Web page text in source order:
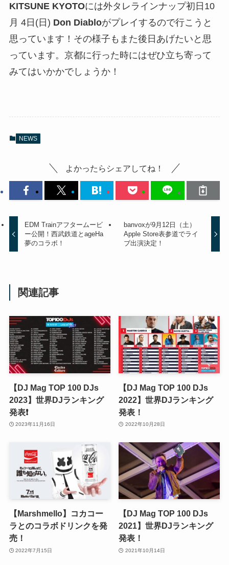
KITSUNE KYOTOには外タレラインナップ初日10
月 4日(日) Don Diabloがプレイするので行こうと
思っています！その様子もまた後日あげたいと思
っています。京都に行った時にはぜひ立ち寄って
みてはいかかでしょうか！
NEWS
よかったらシェアしてね！
EDM Trainアフタームービ
ー公開！西武鉄道とageHa
夢のコラボ！
banvoxが9月12日（土）
Apple Store表参道でライ
ブ出演決定！
関連記事
【DJ Mag TOP 100 DJs
2023】世界DJランキング
発表❗️
2023年11月16日
【DJ Mag TOP 100 DJs
2022】世界DJランキング
発表！
2022年10月28日
【Marshmello】コカコー
ラとのコラボドリンクを発
売！
2022年7月15日
【DJ Mag TOP 100 DJs
2021】世界DJランキング
発表！
2021年10月14日